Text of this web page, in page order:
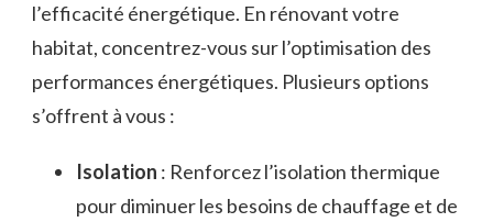
l’efficacité énergétique. En rénovant votre
habitat, concentrez-vous sur l’optimisation des
performances énergétiques. Plusieurs options
s’offrent à vous :
Isolation : Renforcez l’isolation thermique
pour diminuer les besoins de chauffage et de